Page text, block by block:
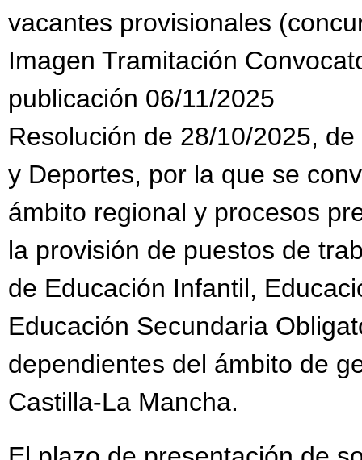
vacantes provisionales
Imagen Tramitación
publicación 06/11/2025
Resolución de 28/10/2025,
y Deportes, por la que se
ámbito regional y procesos
la provisión de puestos de
de Educación Infantil,
Educación Secundaria
dependientes del ámbito de
Castilla-La Mancha.